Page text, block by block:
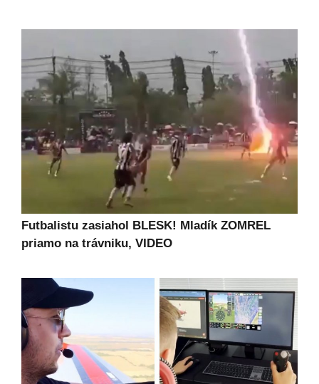
Futbalistu zasiahol BLESK! Mladík ZOMREL
priamo na trávniku, VIDEO